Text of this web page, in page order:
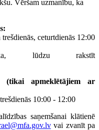
Vēršam uzmanību, ka
ceturtdienās 12:00
lūdzu rakstīt
(tikai apmeklētājiem ar
10:00 - 12:00
saņemšanai klātienē
vai zvanīt pa